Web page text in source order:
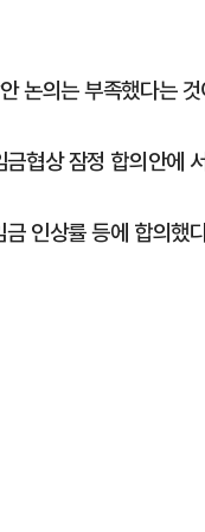
논의는 부족했다는
협상 잠정 합의안에
인상률 등에 합의했